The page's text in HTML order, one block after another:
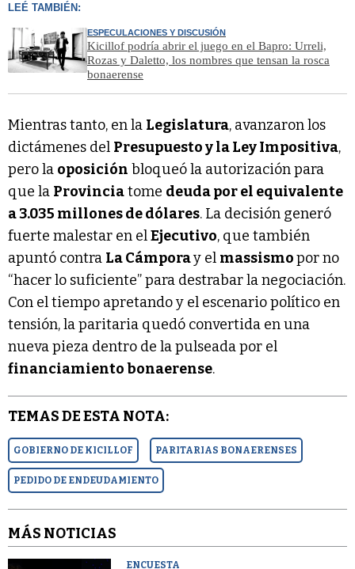
LEÉ TAMBIÉN:
ESPECULACIONES Y DISCUSIÓN
Kicillof podría abrir el juego en el Bapro: Urreli,
Rozas y Daletto, los nombres que tensan la rosca
bonaerense
Mientras tanto, en la Legislatura, avanzaron los
dictámenes del Presupuesto y la Ley Impositiva,
pero la oposición bloqueó la autorización para
que la Provinciatome deuda por el equivalente
a 3.035 millones de dólares. La decisión generó
fuerte malestar en elEjecutivo, que también
apuntó contra La Cámporay el massismopor no
“hacer lo suficiente” para destrabar la negociación.
Con el tiempo apretando y el escenario político en
tensión, la paritaria quedó convertida en una
nueva pieza dentro de la pulseada por el
financiamiento bonaerense.
TEMAS DE ESTA NOTA:
GOBIERNO DE KICILLOF PARITARIAS BONAERENSES
PEDIDO DE ENDEUDAMIENTO
MÁS NOTICIAS
ENCUESTA